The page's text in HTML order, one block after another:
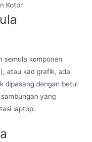
Kotor
semula komponen
atau kad grafik, ada
dipasang dengan betul
yang
laptop.